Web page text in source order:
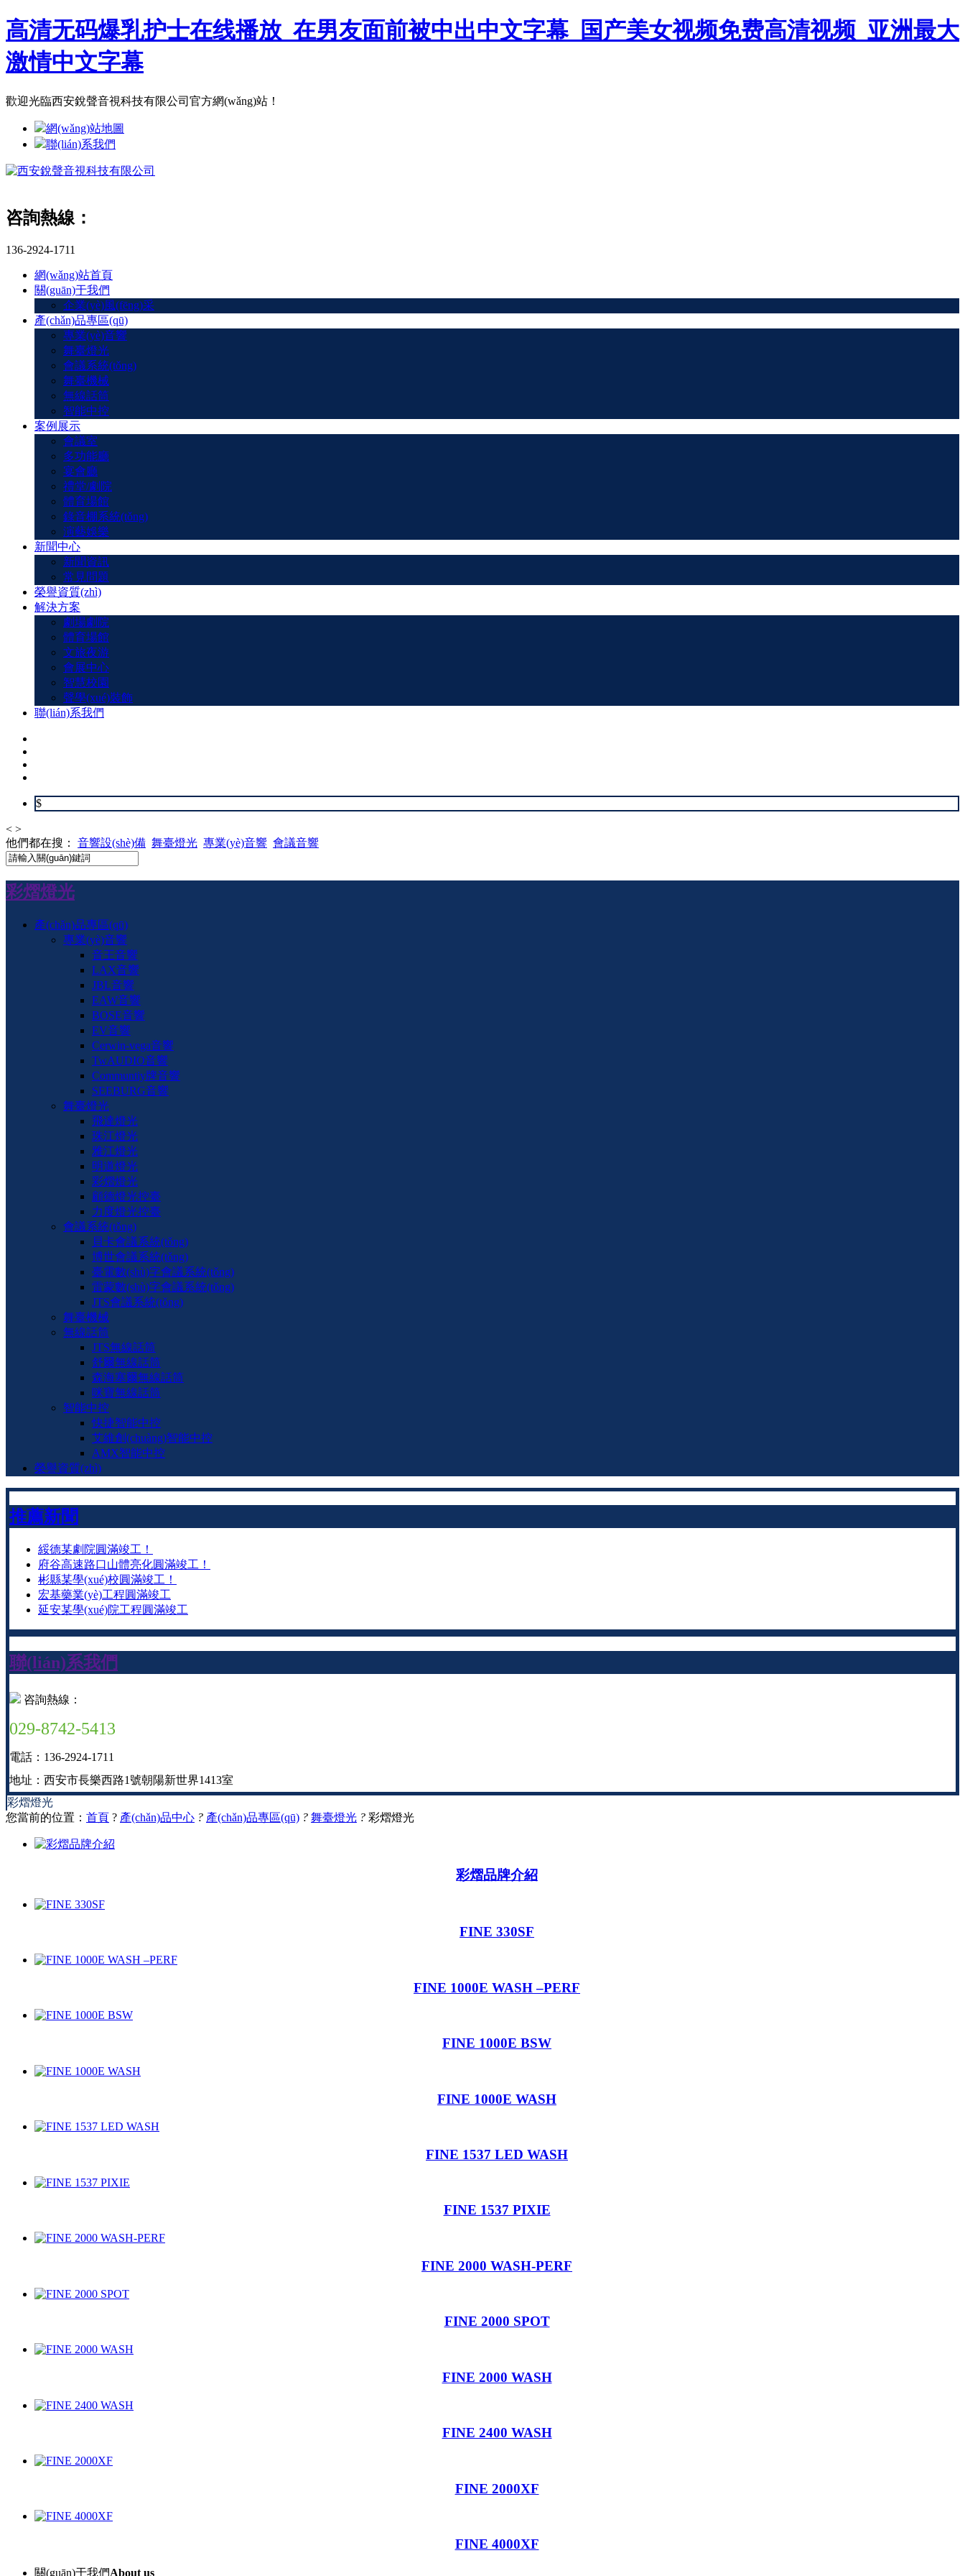
高清无码爆乳护士在线播放_在男友面前被中出中文字幕_国产美女视频免费高清视频_亚洲最大
激情中文字幕
歡迎光臨西安銳聲音視科技有限公司官方網(wǎng)站！
網(wǎng)站地圖
聯(lián)系我們
咨詢熱線：
136-2924-1711
網(wǎng)站首頁
關(guān)于我們
企業(yè)風(fēng)采
產(chǎn)品專區(qū)
專業(yè)音響
舞臺燈光
會議系統(tǒng)
舞臺機械
無線話筒
智能中控
案例展示
會議室
多功能廳
宴會廳
禮堂/劇院
體育場館
錄音棚系統(tǒng)
演藝娛樂
新聞中心
新聞資訊
常見問題
榮譽資質(zhì)
解決方案
劇場劇院
體育場館
文旅夜游
會展中心
智慧校園
聲學(xué)裝飾
聯(lián)系我們
$
< >
他們都在搜： 音響設(shè)備 舞臺燈光 專業(yè)音響 會議音響
彩熠燈光
產(chǎn)品專區(qū)
專業(yè)音響
音王音響
LAX音響
JBL音響
EAW音響
BOSE音響
EV音響
Cerwin-vega音響
TwAUDIO音響
Communtiy牌音響
SEEBURG音響
舞臺燈光
飛達燈光
珠江燈光
雅江燈光
明道燈光
彩熠燈光
顧德燈光控臺
力度燈光控臺
會議系統(tǒng)
貝卡會議系統(tǒng)
博世會議系統(tǒng)
臺電數(shù)字會議系統(tǒng)
雷蒙數(shù)字會議系統(tǒng)
JTS會議系統(tǒng)
舞臺機械
無線話筒
JTS無線話筒
舒爾無線話筒
森海塞爾無線話筒
咪寶無線話筒
智能中控
快捷智能中控
艾維創(chuàng)智能中控
AMX智能中控
榮譽資質(zhì)
推薦新聞
綏德某劇院圓滿竣工！
府谷高速路口山體亮化圓滿竣工！
彬縣某學(xué)校圓滿竣工！
宏基藥業(yè)工程圓滿竣工
延安某學(xué)院工程圓滿竣工
聯(lián)系我們
咨詢熱線：
029-8742-5413
電話：136-2924-1711
地址：西安市長樂西路1號朝陽新世界1413室
彩熠燈光
您當前的位置： 首頁 ? 產(chǎn)品中心 ? 產(chǎn)品專區(qū) ? 舞臺燈光 ? 彩熠燈光
彩熠品牌介紹
FINE 330SF
FINE 1000E WASH –PERF
FINE 1000E BSW
FINE 1000E WASH
FINE 1537 LED WASH
FINE 1537 PIXIE
FINE 2000 WASH-PERF
FINE 2000 SPOT
FINE 2000 WASH
FINE 2400 WASH
FINE 2000XF
FINE 4000XF
關(guān)于我們About us